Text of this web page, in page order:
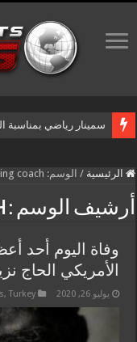
سمينار رياضي بمناسبة
الرئيسية / الوسم: coach
أرشيف الوسم :
وفاة اليوم أحد
الأمريكي الحاج
يوليو 26, 2020 , Turkey